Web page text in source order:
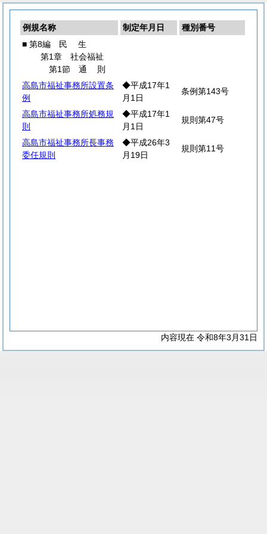
例規名称 制定年月日
種別番号
■ 第8編
民 生
第1章 社会福祉
第1節 通 則
高島市福祉事務所設置条
例
◆平成17年1
月1日
条例第143号
高島市福祉事務所処務規
則
◆平成17年1
月1日
規則第47号
高島市福祉事務所長事務
委任規則
◆平成26年3
月19日
規則第11号
内容現在 令和8年3月31日